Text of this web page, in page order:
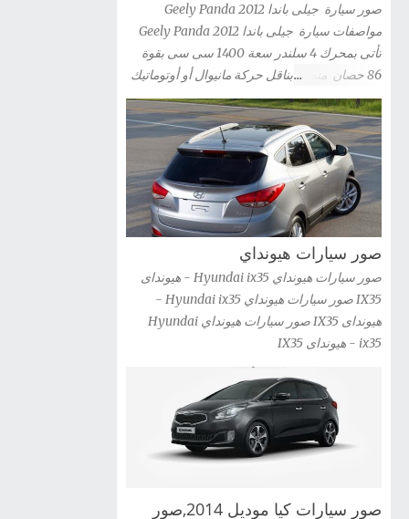
صور السيارة » صور سيارة كيا ريو 2012 kia Rio
2012 Kia Rio 3-door شاهد صور السيارة » صور
صور السيارة » صور سيارة كيا اوبتيما kia optima
2012 شاهد صور السيارة » صور سيارات كيا G...
صور سيارة جيلى باندا 2012 Geely Panda
مواصفات سيارة جيلى باندا 2012 Geely Panda
تأتى بمحرك 4 سلندر سعة 1400 سى سى بقوة
86 حصان متصل بناقل حركة مانيوال أو أوتوماتيك
صور سيارة جيلى باندا 2012 Geely Panda
صور سيارات هيونداي
صور سيارات هيونداي Hyundai ix35 - هيونداى
IX35 صور سيارات هيونداي Hyundai ix35 -
هيونداى IX35 صور سيارات هيونداي Hyundai
ix35 - هيونداى IX35
صور سيارات كيا موديل 2014,صور